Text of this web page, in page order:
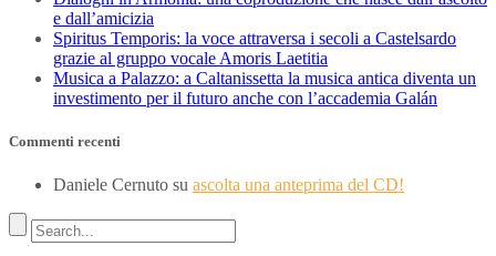
e dall’amicizia
Spiritus Temporis: la voce attraversa i secoli a Castelsardo
grazie al gruppo vocale Amoris Laetitia
Musica a Palazzo: a Caltanissetta la musica antica diventa un
investimento per il futuro anche con l’accademia Galán
Commenti recenti
Daniele Cernuto su ascolta una anteprima del CD!